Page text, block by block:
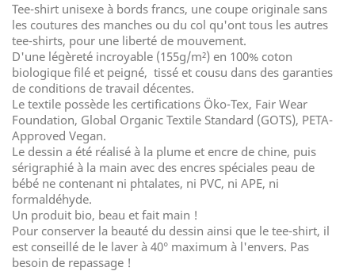
Tee-shirt unisexe à bords francs, une coupe originale sans
les coutures des manches ou du col qu'ont tous les autres
tee-shirts, pour une liberté de mouvement.
D'une légèreté incroyable (155g/m²) en 100% coton
biologique filé et peigné, tissé et cousu dans des garanties
de conditions de travail décentes.
Le textile possède les certifications Öko-Tex, Fair Wear
Foundation, Global Organic Textile Standard (GOTS), PETA-
Approved Vegan.
Le dessin a été réalisé à la plume et encre de chine, puis
sérigraphié à la main avec des encres spéciales peau de
bébé ne contenant ni phtalates, ni PVC, ni APE, ni
formaldéhyde.
Un produit bio, beau et fait main !
Pour conserver la beauté du dessin ainsi que le tee-shirt, il
est conseillé de le laver à 40° maximum à l'envers. Pas
besoin de repassage !